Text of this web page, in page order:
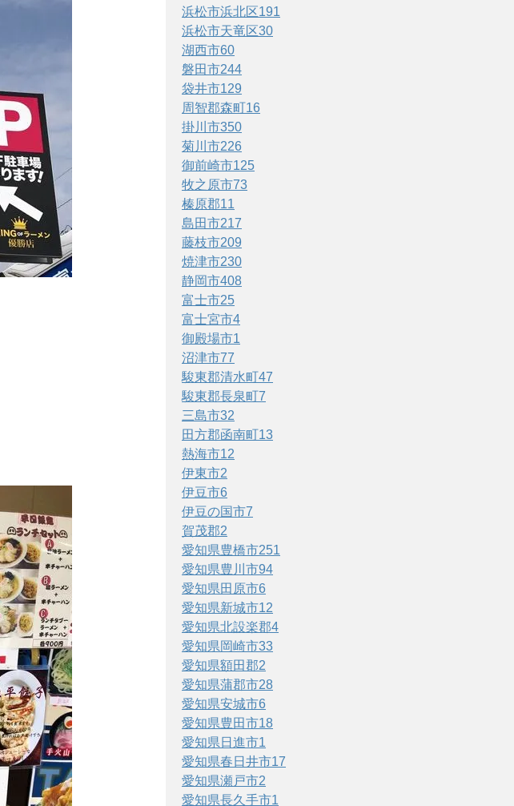
浜松市浜北区191
浜松市天竜区30
湖西市60
磐田市244
袋井市129
周智郡森町16
掛川市350
菊川市226
御前崎市125
牧之原市73
榛原郡11
島田市217
藤枝市209
焼津市230
静岡市408
富士市25
富士宮市4
御殿場市1
沼津市77
駿東郡清水町47
駿東郡長泉町7
三島市32
田方郡函南町13
熱海市12
伊東市2
伊豆市6
伊豆の国市7
賀茂郡2
愛知県豊橋市251
愛知県豊川市94
愛知県田原市6
愛知県新城市12
愛知県北設楽郡4
愛知県岡崎市33
愛知県額田郡2
愛知県蒲郡市28
愛知県安城市6
愛知県豊田市18
愛知県日進市1
愛知県春日井市17
愛知県瀬戸市2
愛知県長久手市1